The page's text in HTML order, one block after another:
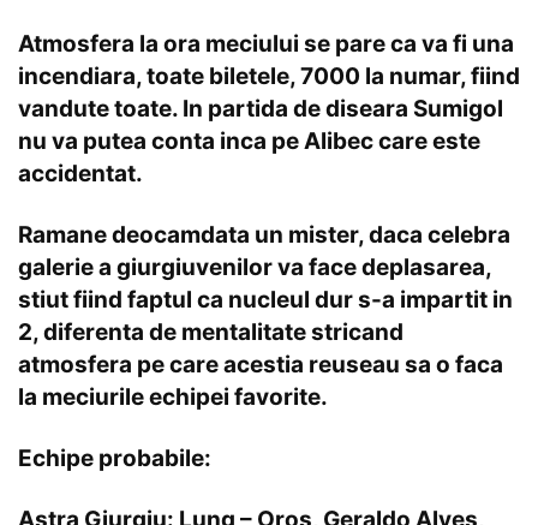
Atmosfera la ora meciului se pare ca va fi una
incendiara, toate biletele, 7000 la numar, fiind
vandute toate. In partida de diseara Sumigol
nu va putea conta inca pe Alibec care este
accidentat.
Ramane deocamdata un mister, daca celebra
galerie a giurgiuvenilor va face deplasarea,
stiut fiind faptul ca nucleul dur s-a impartit in
2, diferenta de mentalitate stricand
atmosfera pe care acestia reuseau sa o faca
la meciurile echipei favorite.
Echipe probabile: